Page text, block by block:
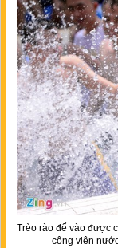
Trèo rào để vào được
công viên